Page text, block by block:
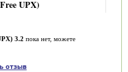
UPX)
3.2 пока нет, можете
отзыв